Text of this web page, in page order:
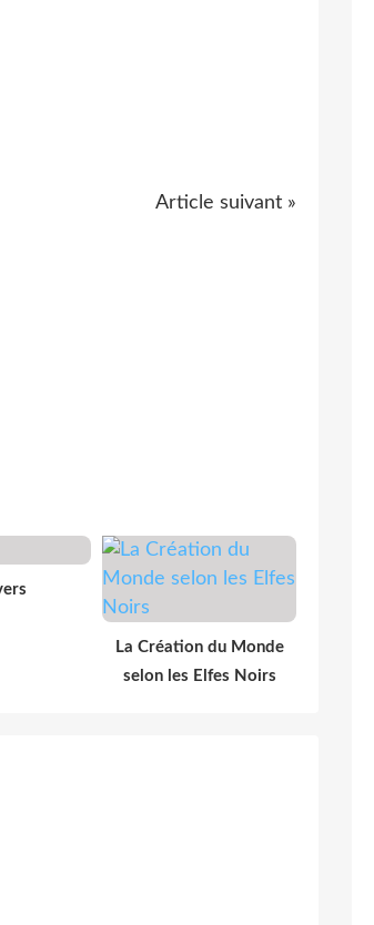
Article suivant »
La Création du Monde
selon les Elfes Noirs